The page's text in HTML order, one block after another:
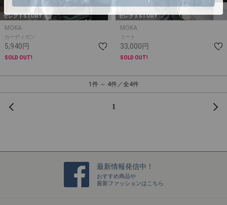
セレクトSTORY
MOKA
カーディガン
5,940円
SOLD OUT!
セレクトSTORY
MOKA
コート
33,000円
SOLD OUT!
1件 ～ 4件／全4件
1
最新情報発信中！
おすすめ商品や
最新ファッションはこちら